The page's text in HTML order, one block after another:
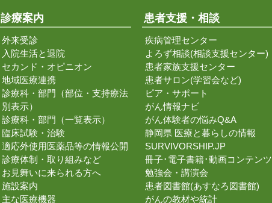
診療案内
外来受診
入院生活と退院
セカンド・オピニオン
地域医療連携
診療科・部門（部位・支持療法
別表示）
診療科・部門（一覧表示）
臨床試験・治験
適応外使用医薬品等の情報公開
診療体制・取り組みなど
お見舞いに来られる方へ
施設案内
主な医療機器
患者支援・相談
疾病管理センター
よろず相談(相談支援センター)
患者家族支援センター
患者サロン(学習会など)
ピア・サポート
がん情報ナビ
がん体験者の悩みQ&A
静岡県 医療と暮らしの情報
SURVIVORSHIP.JP
冊子･電子書籍･動画コンテンツ
勉強会・講演会
患者図書館(あすなろ図書館)
がんの教材や統計